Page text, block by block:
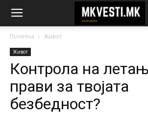
Почетна Живот
Живот
Контрола на
прави за твојата
безбедност?